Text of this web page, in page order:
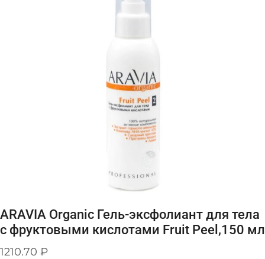
ARAVIA Organic Гель-эксфолиант для тела
с фруктовыми кислотами Fruit Peel,150 мл
1210.70 ₽